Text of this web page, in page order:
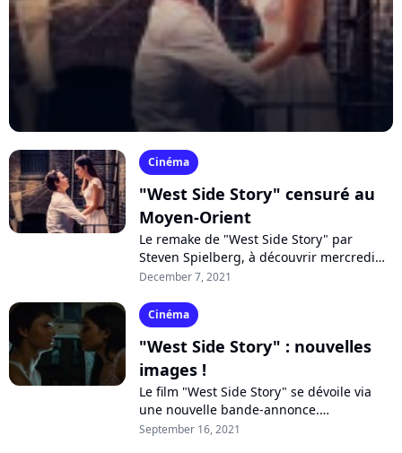
Cinéma
"West Side Story" censuré au
Moyen-Orient
Le remake de "West Side Story" par
Steven Spielberg, à découvrir mercredi
au cinéma, fait grincer des dents.
décidé...
December 7, 2021
Cinéma
"West Side Story" : nouvelles
images !
Le film "West Side Story" se dévoile via
une nouvelle bande-annonce.
L'adaptation signée Steven Spielberg
September 16, 2021